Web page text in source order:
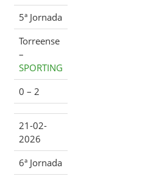
5ª Jornada
Torreense
–
SPORTING
0 – 2
21-02-
2026
6ª Jornada